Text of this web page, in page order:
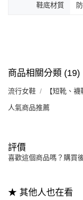
鞋底材質
商品相關分類 (19)
流行女鞋 【短靴、
人氣商品推薦
評價
喜歡這個商品嗎？購買
★ 其他人也在看